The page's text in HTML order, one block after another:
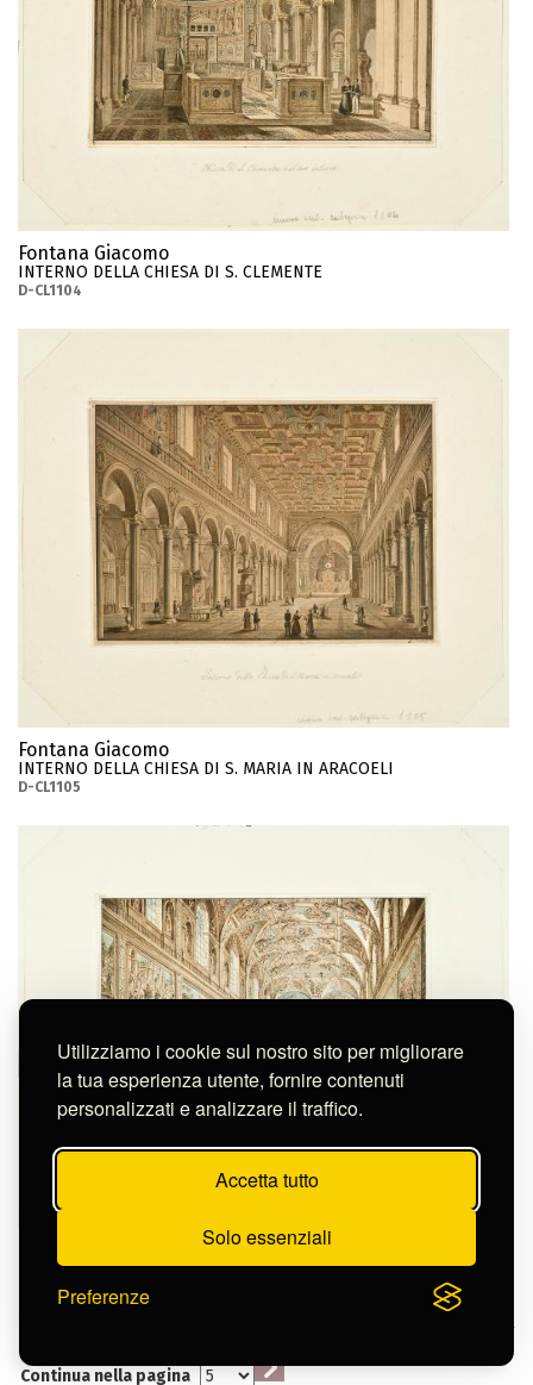
Utilizziamo i cookie sul nostro sito per migliorare
la tua esperienza utente, fornire contenuti
personalizzati e analizzare il traffico.
Accetta tutto
Solo essenziali
Preferenze
Fontana Giacomo
INTERNO DELLA CHIESA DI S. CLEMENTE
D-CL1104
Fontana Giacomo
INTERNO DELLA CHIESA DI S. MARIA IN ARACOELI
D-CL1105
INTERNO DELLA CAPPELLA SISTINA
D-CL1106
Continua nella pagina